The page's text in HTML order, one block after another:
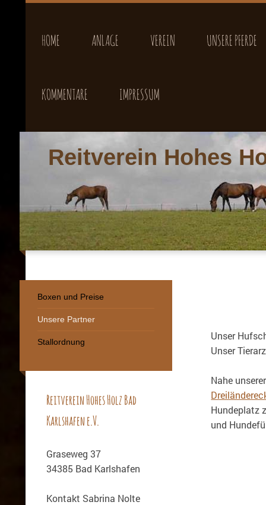
HOME ANLAGE VEREIN UNSERE PFERDE
KOMMENTARE IMPRESSUM
Reitverein Hohes
Unser
Unser
Nahe
Hundeplatz
und
Boxen und Preise
Unsere Partner
Stallordnung
Reitverein Hohes Holz Bad
Karlshafen e.V.
Graseweg 37
34385 Bad Karlshafen
Kontakt Sabrina Nolte